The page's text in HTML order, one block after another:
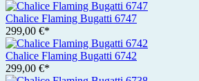
Chalice Flaming Bugatti 6747
299,00 €*
Chalice Flaming Bugatti 6742
299,00 €*